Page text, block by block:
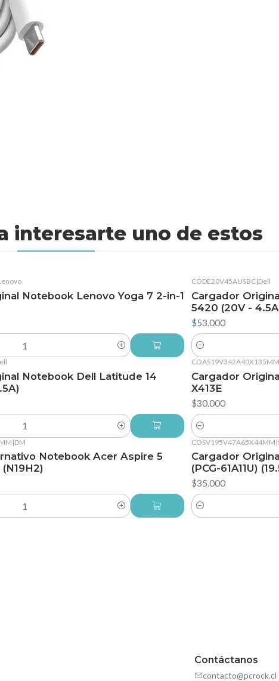
interesarte uno de estos
Notebook Lenovo Yoga 7 2-in-1
CODE20V45AUSBC|Dell
Cargador
5420 (20V -
$53.000
Cantidad
Notebook Dell Latitude 14
COAS19V342A40X135MM
Cargador
X413E
$30.000
Cantidad
|DM
Notebook Acer Aspire 5
COSV195V47A65X44MM |
Cargador
(PCG-61A11U)
$35.000
Cantidad
Contáctanos
contacto@pcrock.cl